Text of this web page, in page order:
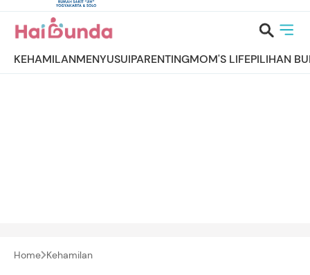
KEHAMILANMENYUSUIPARENTINGMOM'S LIFEPILIHAN
Home Kehamilan